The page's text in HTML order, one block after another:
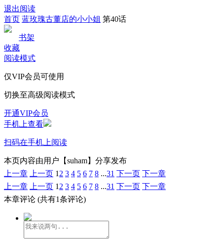
退出阅读
首页 蓝玫瑰古董店的小小姐 第40话
书架
收藏
阅读模式
仅VIP会员可使用
切换至高级阅读模式
开通VIP会员
手机上查看
扫码在手机上阅读
本页内容由用户【suham】分享发布
上一章
上一页 1 2 3 4 5 6 7 8 ...31 下一页 下一章
上一章
上一页 1 2 3 4 5 6 7 8 ...31 下一页 下一章
本章评论 (共有1条评论)